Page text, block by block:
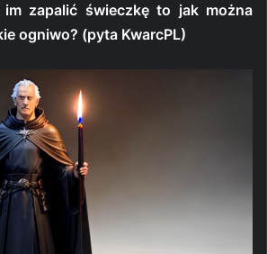
im zapalić świeczkę to jak można
ogniwo? (pyta KwarcPL)